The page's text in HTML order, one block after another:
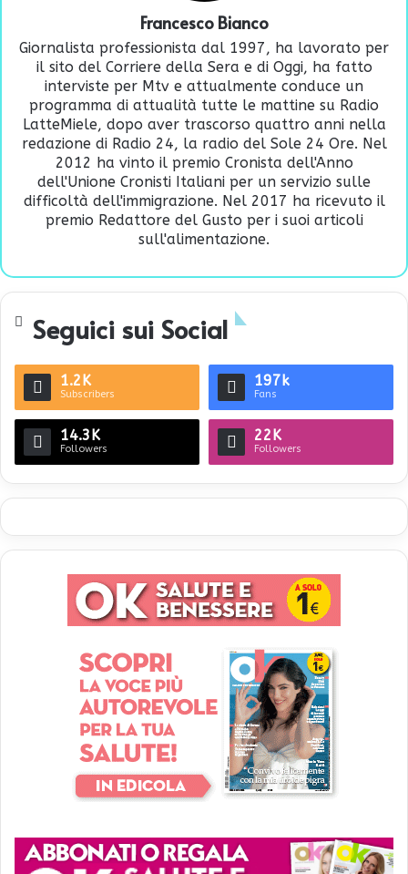
Francesco Bianco
Giornalista professionista dal 1997, ha lavorato per
il sito del Corriere della Sera e di Oggi, ha fatto
interviste per Mtv e attualmente conduce un
programma di attualità tutte le mattine su Radio
LatteMiele, dopo aver trascorso quattro anni nella
redazione di Radio 24, la radio del Sole 24 Ore. Nel
2012 ha vinto il premio Cronista dell'Anno
dell'Unione Cronisti Italiani per un servizio sulle
difficoltà dell'immigrazione. Nel 2017 ha ricevuto il
premio Redattore del Gusto per i suoi articoli
sull'alimentazione.
Seguici sui Social
1.2K
Subscribers
197k
Fans
14.3K
Followers
22K
Followers